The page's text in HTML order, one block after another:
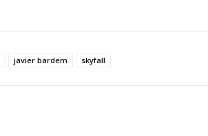
javier bardem skyfall